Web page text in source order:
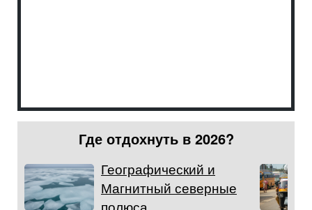
Где отдохнуть в 2026?
Географический и
Магнитный северные